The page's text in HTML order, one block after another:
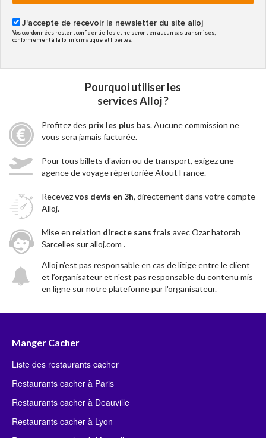
J'accepte de recevoir la newsletter du site alloj
Vos coordonnées restent confidentielles et ne seront en aucun cas transmises,
conformément à la loi informatique et libertés.
Pourquoi utiliser les
services Alloj ?
Profitez des prix les plus bas. Aucune commission ne
vous sera jamais facturée.
Pour tous billets d'avion ou de transport, exigez une
agence de voyage répertoriée Atout France.
Recevezvos devis en 3h, directement dans votre compte
Alloj.
Mise en relation directe sans frais avec Ozar hatorah
Sarcelles sur alloj.com .
Alloj n'est pas responsable en cas de litige entre le client
et l’organisateur et n'est pas responsable du contenu mis
en ligne sur notre plateforme par l'organisateur.
Manger Cacher
Liste des restaurants cacher
Restaurants cacher à Paris
Restaurants cacher à Deauville
Restaurants cacher à Lyon